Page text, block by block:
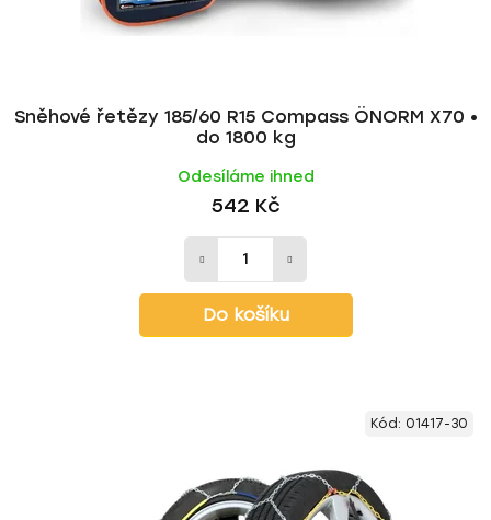
Sněhové řetězy 185/60 R15 Compass ÖNORM X70 •
do 1800 kg
Odesíláme ihned
542 Kč
Do košíku
Kód: 01417-30